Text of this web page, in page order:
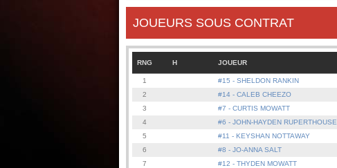
JOUEURS SOUS CONTRAT
RNG H JOUEUR
1
#15 - SHELDON RANKIN
2
#14 - CALEB CHEEZO
3
#7 - CURTIS MOWATT
4
#6 - JOHN-HAYDEN RUPERTHOUSE
5
#11 - KEYSHAN NOTTAWAY
6
#8 - JO-ANNA SALT
7
#12 - THYDEN MOWATT